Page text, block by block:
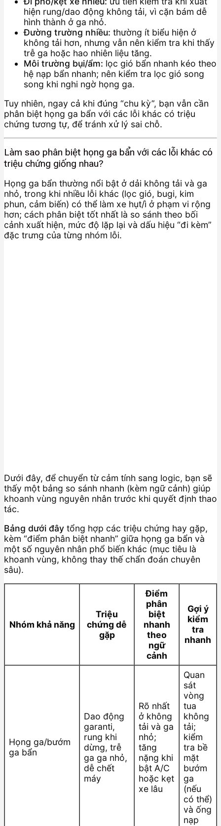
hiện rung/dao động không tải, vì cặn bám dễ
hình thành ở ga nhỏ.
Đường trường nhiều: thường ít biểu hiện ở
không tải hơn, nhưng vẫn nên kiểm tra khi thấy
trễ ga hoặc hao nhiên liệu tăng.
Môi trường bụi/ẩm: lọc gió bẩn nhanh kéo theo
hệ nạp bẩn nhanh; nên kiểm tra lọc gió song
song khi nghi ngờ họng ga.
Tuy nhiên, ngay cả khi đúng “chu kỳ”, bạn vẫn cần
phân biệt họng ga bẩn với các lỗi khác có triệu
chứng tương tự, để tránh xử lý sai chỗ.
Làm sao phân biệt họng ga bẩn với các lỗi khác có
triệu chứng giống nhau?
Họng ga bẩn thường nổi bật ở dải không tải và ga
nhỏ, trong khi nhiều lỗi khác (lọc gió, bugi, kim
phun, cảm biến) có thể làm xe hụt/ì ở phạm vi rộng
hơn; cách phân biệt tốt nhất là so sánh theo bối
cảnh xuất hiện, mức độ lặp lại và dấu hiệu “đi kèm”
đặc trưng của từng nhóm lỗi.
Dưới đây, để chuyển từ cảm tính sang logic, bạn sẽ
thấy một bảng so sánh nhanh (kèm ngữ cảnh) giúp
khoanh vùng nguyên nhân trước khi quyết định thao
tác.
Bảng dưới đây tổng hợp các triệu chứng hay gặp,
kèm “điểm phân biệt nhanh” giữa họng ga bẩn và
một số nguyên nhân phổ biến khác (mục tiêu là
khoanh vùng, không thay thế chẩn đoán chuyên
sâu).
Nhóm khả năng
Triệu
chứng dễ
gặp
Điểm
phân
biệt
nhanh
theo
ngữ
cảnh
Gợi ý
kiểm
tra
nhanh
Họng ga/bướm
ga bẩn
Dao động
garanti,
rung khi
dừng, trễ
ga ga nhỏ,
dễ chết
máy
Rõ nhất
ở không
tải và ga
nhỏ;
tăng
nặng khi
bật A/C
hoặc kẹt
xe lâu
Quan
sát
vòng
tua
không
tải;
kiểm
tra bề
mặt
bướm
ga
(nếu
có thể)
và ống
nạp